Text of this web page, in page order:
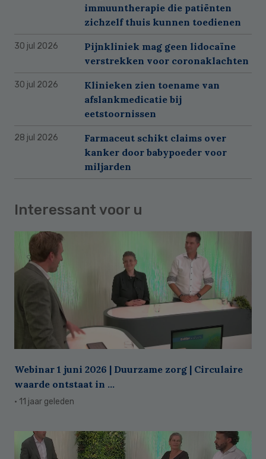
immuuntherapie die patiënten
zichzelf thuis kunnen toedienen
30 jul 2026
Pijnkliniek mag geen lidocaïne
verstrekken voor coronaklachten
30 jul 2026
Klinieken zien toename van
afslankmedicatie bij
eetstoornissen
28 jul 2026
Farmaceut schikt claims over
kanker door babypoeder voor
miljarden
Interessant voor u
Webinar 1 juni 2026 | Duurzame zorg | Circulaire
waarde ontstaat in ...
· 11 jaar geleden